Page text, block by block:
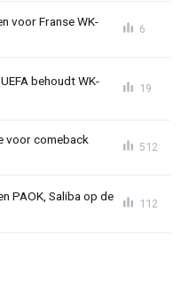
voor Franse WK-
6
behoudt WK-
19
voor comeback
512
PAOK, Saliba op de
112